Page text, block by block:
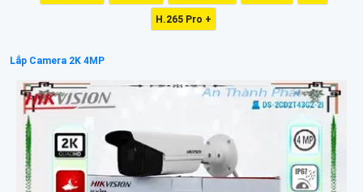
H.265 Pro +
Lắp Camera 2K 4MP